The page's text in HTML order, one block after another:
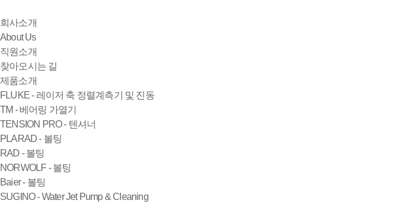
회사소개
About Us
직원소개
찾아오시는 길
제품소개
FLUKE - 레이저 축 정렬계측기 및 진동
TM - 베어링 가열기
TENSION PRO - 텐셔너
PLARAD - 볼팅
RAD - 볼팅
NORWOLF - 볼팅
Baier - 볼팅
SUGINO - Water Jet Pump & Cleaning